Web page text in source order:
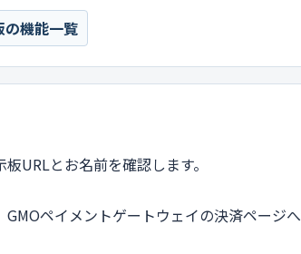
の機能一覧
URLとお名前を確認します。
GMOペイメントゲートウェイの決済ページへ